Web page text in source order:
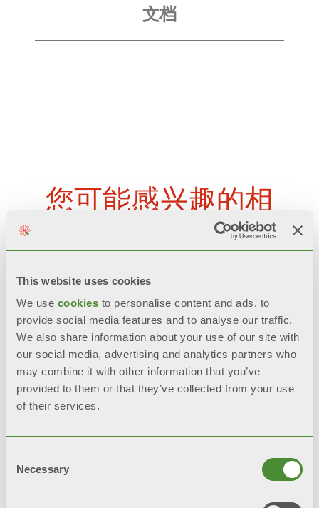
This website uses cookies
We use cookies to personalise content and ads, to
provide social media features and to analyse our traffic.
We also share information about your use of our site with
our social media, advertising and analytics partners who
may combine it with other information that you’ve
provided to them or that they’ve collected from your use
of their services.
Selection
Necessary
文档
您可能感兴趣的相